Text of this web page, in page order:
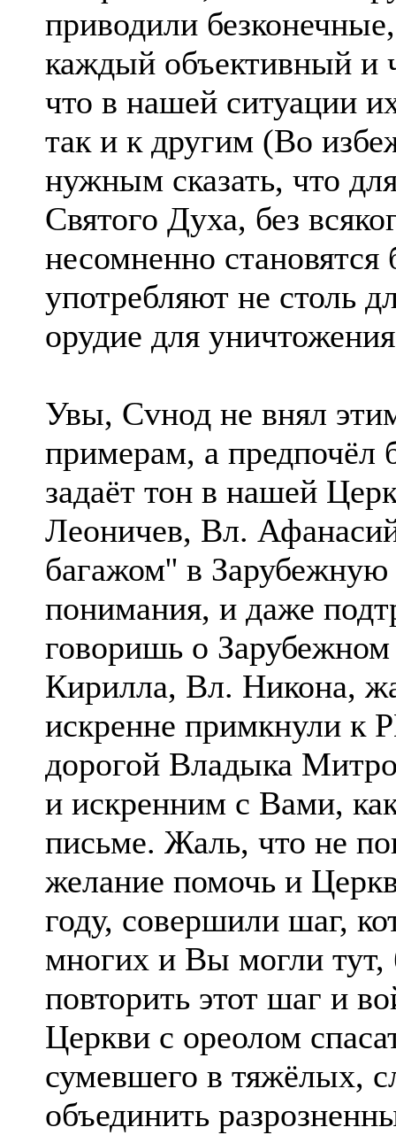
приводили
каждый объективный и
что в нашей ситуации
так и к другим (Во
нужным сказать, что
Святого Духа, без
несомненно
употребляют не столь
орудие для
Увы, Сvнод не внял
примерам, а предпочёл
задаёт тон в нашей
Леоничев, Вл.
багажом'' в
понимания, и даже
говоришь о
Кирилла, Вл. Никона,
искренне примкнули к
дорогой Владыка
и искренним с Вами,
письме. Жаль, что не
желание помочь и
году, совершили шаг,
многих и Вы могли тут,
повторить этот шаг и
Церкви с ореолом
сумевшего в тяжёлых,
объединить